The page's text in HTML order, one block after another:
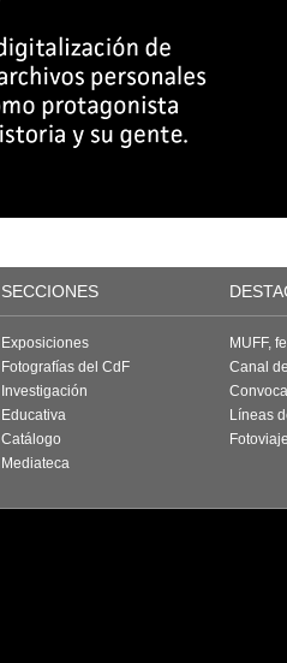
SECCIONES
Exposiciones
Fotografías del CdF
Investigación
Educativa
Catálogo
Mediateca
MUFF,
Canal
Líneas